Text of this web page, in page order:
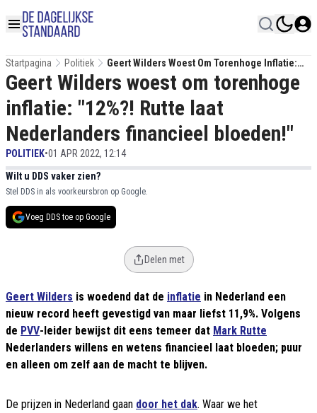
Startpagina Politiek
Geert Wilders Woest Om Torenhoge Inflatie:
"12%?! Rutte Laat Nederlanders Financieel
Bloeden!"
Geert Wilders woest om torenhoge
inflatie: "12%?! Rutte laat
Nederlanders financieel bloeden!"
POLITIEK•01 APR 2022, 12:14
Wilt u DDS vaker zien?
Stel DDS in als voorkeursbron op Google.
Voeg DDS toe op Google
Delen met
Geert Wilders is woedend dat de inflatie in Nederland een
nieuw record heeft gevestigd van maar liefst 11,9%. Volgens
de PVV-leider bewijst dit eens temeer dat Mark Rutte
Nederlanders willens en wetens financieel laat bloeden; puur
en alleen om zelf aan de macht te blijven.
De prijzen in Nederland gaan door het dak. Waar we het